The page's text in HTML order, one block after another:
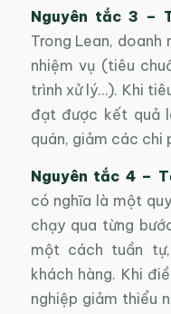
Nguyên tắc 3 –
Trong Lean,
nhiệm vụ (tiêu
trình xử lý…). Khi
đạt được kết quả
quán, giảm các chi
Nguyên tắc 4 –
có nghĩa là một
chạy qua từng
một cách tuần
khách hàng. Khi
nghiệp giảm thiểu